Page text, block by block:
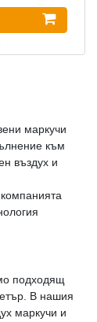
маркучи
към
въздух и
подходящ
В нашия
маркучи и